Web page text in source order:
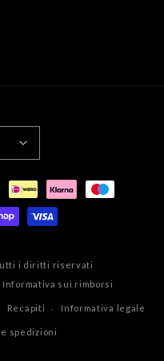
i diritti riservati
Informativa sui rimborsi
Recapiti Informativa legale
spedizioni